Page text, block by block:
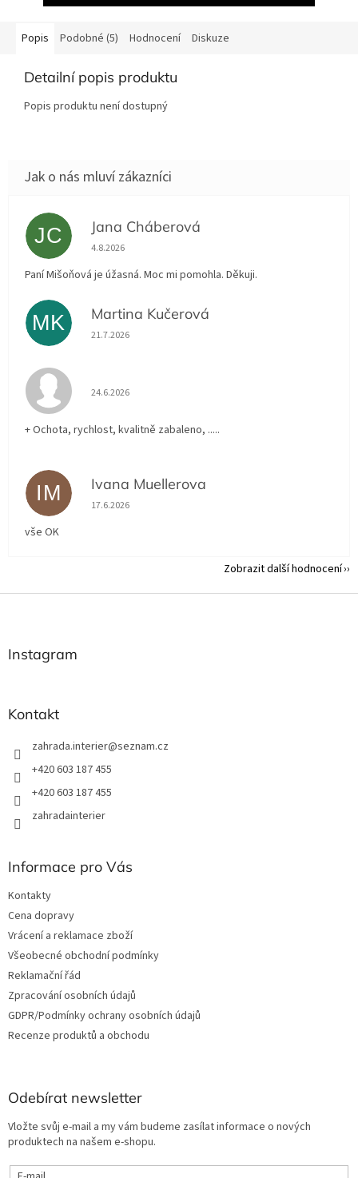
Popis Podobné (5) Hodnocení Diskuze
Detailní popis produktu
Popis produktu není dostupný
JC Jana Cháberová
Hodnocení obchodu je 5 z 5 hvězdiček.
4.8.2026
Paní Mišoňová je úžasná. Moc mi pomohla. Děkuji.
MK Martina Kučerová
Hodnocení obchodu je 5 z 5 hvězdiček.
21.7.2026
Hodnocení obchodu je 5 z 5 hvězdiček.
24.6.2026
+ Ochota, rychlost, kvalitně zabaleno, .....
IM Ivana Muellerova
Hodnocení obchodu je 5 z 5 hvězdiček.
17.6.2026
vše OK
Zobrazit další hodnocení
Z
Instagram
Kontakt
zahrada.interier@seznam.cz
+420 603 187 455
+420 603 187 455
zahradainterier
Informace pro Vás
Kontakty
Cena dopravy
Vrácení a reklamace zboží
Všeobecné obchodní podmínky
Reklamační řád
Zpracování osobních údajů
GDPR/Podmínky ochrany osobních údajů
Recenze produktů a obchodu
Odebírat newsletter
Vložte svůj e-mail a my vám budeme zasílat informace o nových
produktech na našem e-shopu.